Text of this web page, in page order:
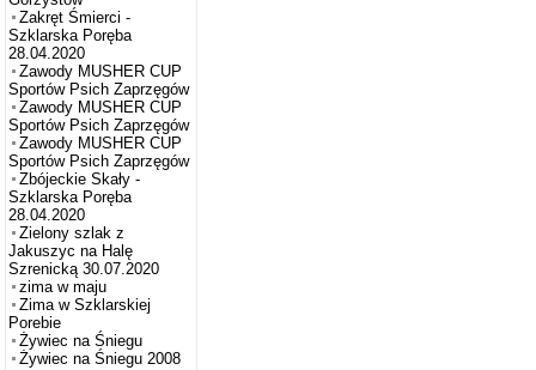
Zakręt Śmierci -
Szklarska Poręba
28.04.2020
Zawody MUSHER CUP
Sportów Psich Zaprzęgów
Zawody MUSHER CUP
Sportów Psich Zaprzęgów
Zawody MUSHER CUP
Sportów Psich Zaprzęgów
Zbójeckie Skały -
Szklarska Poręba
28.04.2020
Zielony szlak z
Jakuszyc na Halę
Szrenicką 30.07.2020
zima w maju
Zima w Szklarskiej
Porebie
Żywiec na Śniegu
Żywiec na Śniegu 2008